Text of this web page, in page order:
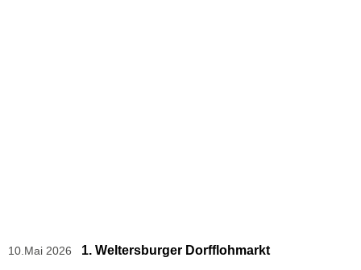
10.Mai 2026 1. Weltersburger Dorfflohmarkt